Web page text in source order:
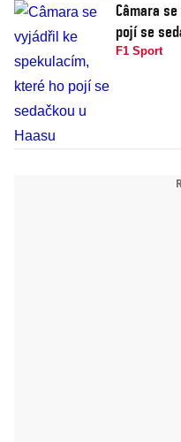
Câmara
pojí se
F1 Sport